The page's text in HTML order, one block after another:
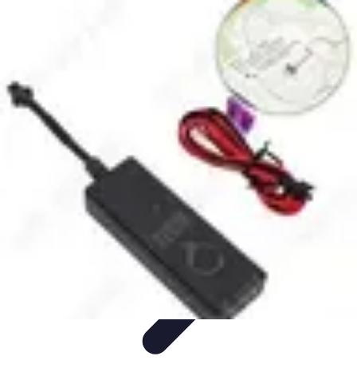
Guide d'achat